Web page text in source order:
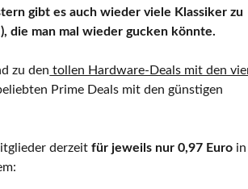
gibt es auch wieder viele Klassiker zu
die man mal wieder gucken könnte.
zu den tollen Hardware-Deals mit den
Prime Deals mit den günstigen
derzeitfür jeweils nur 0,97 Euro in